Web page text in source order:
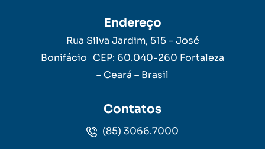
Endereço
Rua Silva Jardim, 515 – José
Bonifácio CEP: 60.040-260 Fortaleza
– Ceará – Brasil
Contatos
(85) 3066.7000